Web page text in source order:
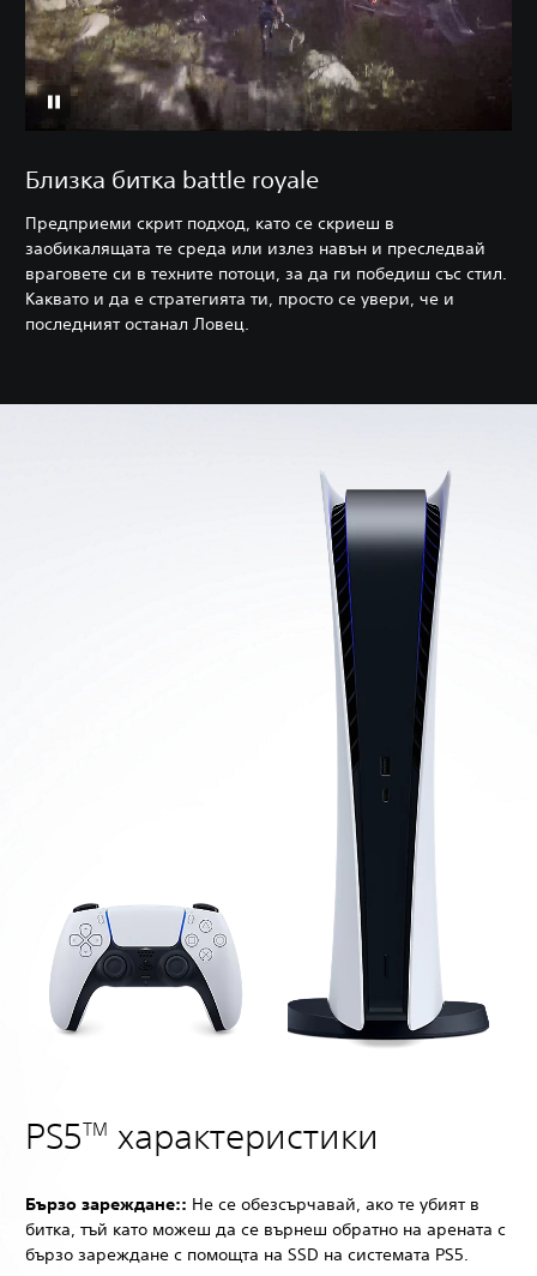
Близка битка battle royale
Предприеми скрит подход, като се скриеш в
заобикалящата те среда или излез навън и преследвай
враговете си в техните потоци, за да ги победиш със стил.
Каквато и да е стратегията ти, просто се увери, че и
последният останал Ловец.
PS5TM характеристики
Бързо зареждане:: Не се обезсърчавай, ако те убият в
битка, тъй като можеш да се върнеш обратно на арената с
бързо зареждане с помощта на SSD на системата PS5.